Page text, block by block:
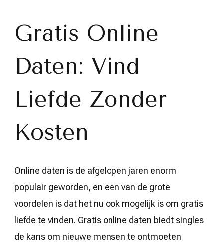
Gratis Online
Daten: Vind
Liefde Zonder
Kosten
Online daten is de afgelopen jaren enorm
populair geworden, en een van de grote
voordelen is dat het nu ook mogelijk is om gratis
liefde te vinden. Gratis online daten biedt singles
de kans om nieuwe mensen te ontmoeten